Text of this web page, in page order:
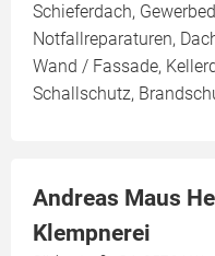
Schieferdach,
Notfallreparaturen,
Wand / Fassade,
Schallschutz,
Andreas Maus
Klempnerei